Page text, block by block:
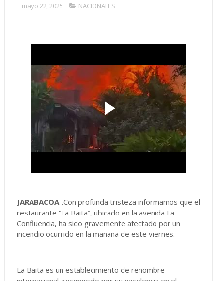
mayo 22, 2025 NACIONALES
JARABACOA-.Con profunda tristeza informamos que el
restaurante “La Baita”, ubicado en la avenida La
Confluencia, ha sido gravemente afectado por un
incendio ocurrido en la mañana de este viernes.
La Baita es un establecimiento de renombre